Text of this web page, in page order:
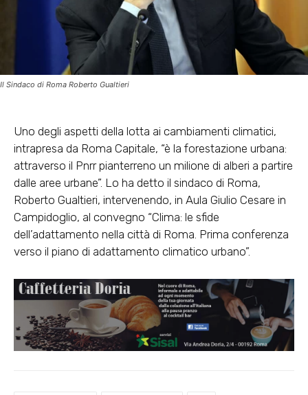
Il Sindaco di Roma Roberto Gualtieri
Uno degli aspetti della lotta ai cambiamenti climatici,
intrapresa da Roma Capitale, “è la forestazione urbana:
attraverso il Pnrr pianterreno un milione di alberi a partire
dalle aree urbane”. Lo ha detto il sindaco di Roma,
Roberto Gualtieri, intervenendo, in Aula Giulio Cesare in
Campidoglio, al convegno “Clima: le sfide
dell’adattamento nella città di Roma. Prima conferenza
verso il piano di adattamento climatico urbano”.